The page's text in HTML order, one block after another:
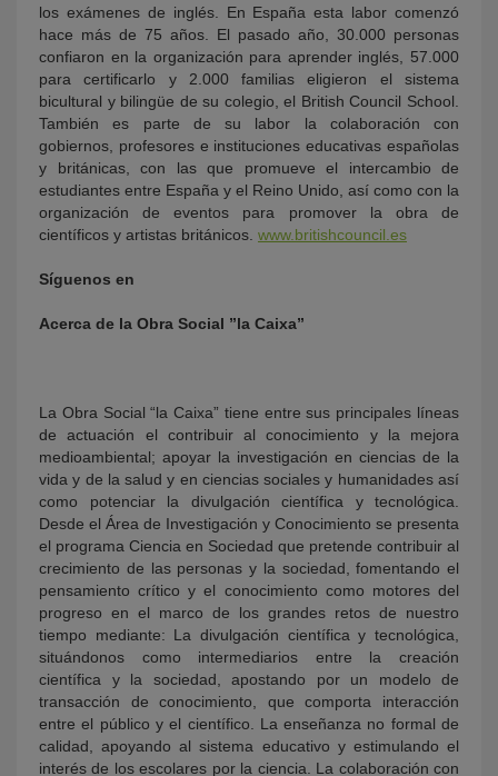
los exámenes de inglés. En España esta labor comenzó
hace más de 75 años. El pasado año, 30.000 personas
confiaron en la organización para aprender inglés, 57.000
para certificarlo y 2.000 familias eligieron el sistema
bicultural y bilingüe de su colegio, el British Council School.
También es parte de su labor la colaboración con
gobiernos, profesores e instituciones educativas españolas
y británicas, con las que promueve el intercambio de
estudiantes entre España y el Reino Unido, así como con la
organización de eventos para promover la obra de
científicos y artistas británicos. www.britishcouncil.es
Síguenos en
Acerca de la Obra Social ”la Caixa”
La Obra Social “la Caixa” tiene entre sus principales líneas
de actuación el contribuir al conocimiento y la mejora
medioambiental; apoyar la investigación en ciencias de la
vida y de la salud y en ciencias sociales y humanidades así
como potenciar la divulgación científica y tecnológica.
Desde el Área de Investigación y Conocimiento se presenta
el programa Ciencia en Sociedad que pretende contribuir al
crecimiento de las personas y la sociedad, fomentando el
pensamiento crítico y el conocimiento como motores del
progreso en el marco de los grandes retos de nuestro
tiempo mediante: La divulgación científica y tecnológica,
situándonos como intermediarios entre la creación
científica y la sociedad, apostando por un modelo de
transacción de conocimiento, que comporta interacción
entre el público y el científico. La enseñanza no formal de
calidad, apoyando al sistema educativo y estimulando el
interés de los escolares por la ciencia. La colaboración con